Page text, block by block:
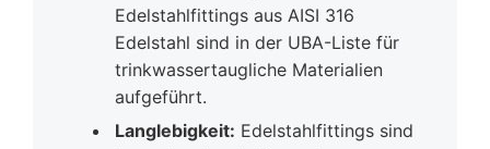
Edelstahlfittings aus AISI 316
Edelstahl sind in der UBA-Liste für
trinkwassertaugliche Materialien
aufgeführt.
Langlebigkeit: Edelstahlfittings sind